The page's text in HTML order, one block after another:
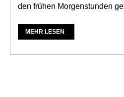
den frühen Morgenstunden
MEHR LESEN